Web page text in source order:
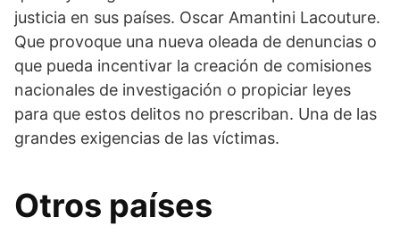
justicia en sus países. Oscar Amantini Lacouture.
Que provoque una nueva oleada de denuncias o
que pueda incentivar la creación de comisiones
nacionales de investigación o propiciar leyes
para que estos delitos no prescriban. Una de las
grandes exigencias de las víctimas.
Otros países